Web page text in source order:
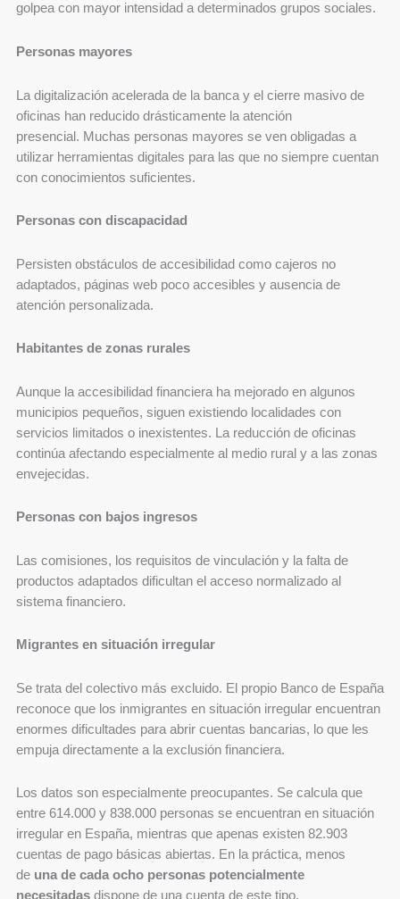
golpea con mayor intensidad a determinados grupos sociales.
Personas mayores
La digitalización acelerada de la banca y el cierre masivo de
oficinas han reducido drásticamente la atención
presencial. Muchas personas mayores se ven obligadas a
utilizar herramientas digitales para las que no siempre cuentan
con conocimientos suficientes.
Personas con discapacidad
Persisten obstáculos de accesibilidad como cajeros no
adaptados, páginas web poco accesibles y ausencia de
atención personalizada.
Habitantes de zonas rurales
Aunque la accesibilidad financiera ha mejorado en algunos
municipios pequeños, siguen existiendo localidades con
servicios limitados o inexistentes. La reducción de oficinas
continúa afectando especialmente al medio rural y a las zonas
envejecidas.
Personas con bajos ingresos
Las comisiones, los requisitos de vinculación y la falta de
productos adaptados dificultan el acceso normalizado al
sistema financiero.
Migrantes en situación irregular
Se trata del colectivo más excluido. El propio Banco de España
reconoce que los inmigrantes en situación irregular encuentran
enormes dificultades para abrir cuentas bancarias, lo que les
empuja directamente a la exclusión financiera.
Los datos son especialmente preocupantes. Se calcula que
entre 614.000 y 838.000 personas se encuentran en situación
irregular en España, mientras que apenas existen 82.903
cuentas de pago básicas abiertas. En la práctica, menos
de una de cada ocho personas potencialmente
necesitadasdispone de una cuenta de este tipo.